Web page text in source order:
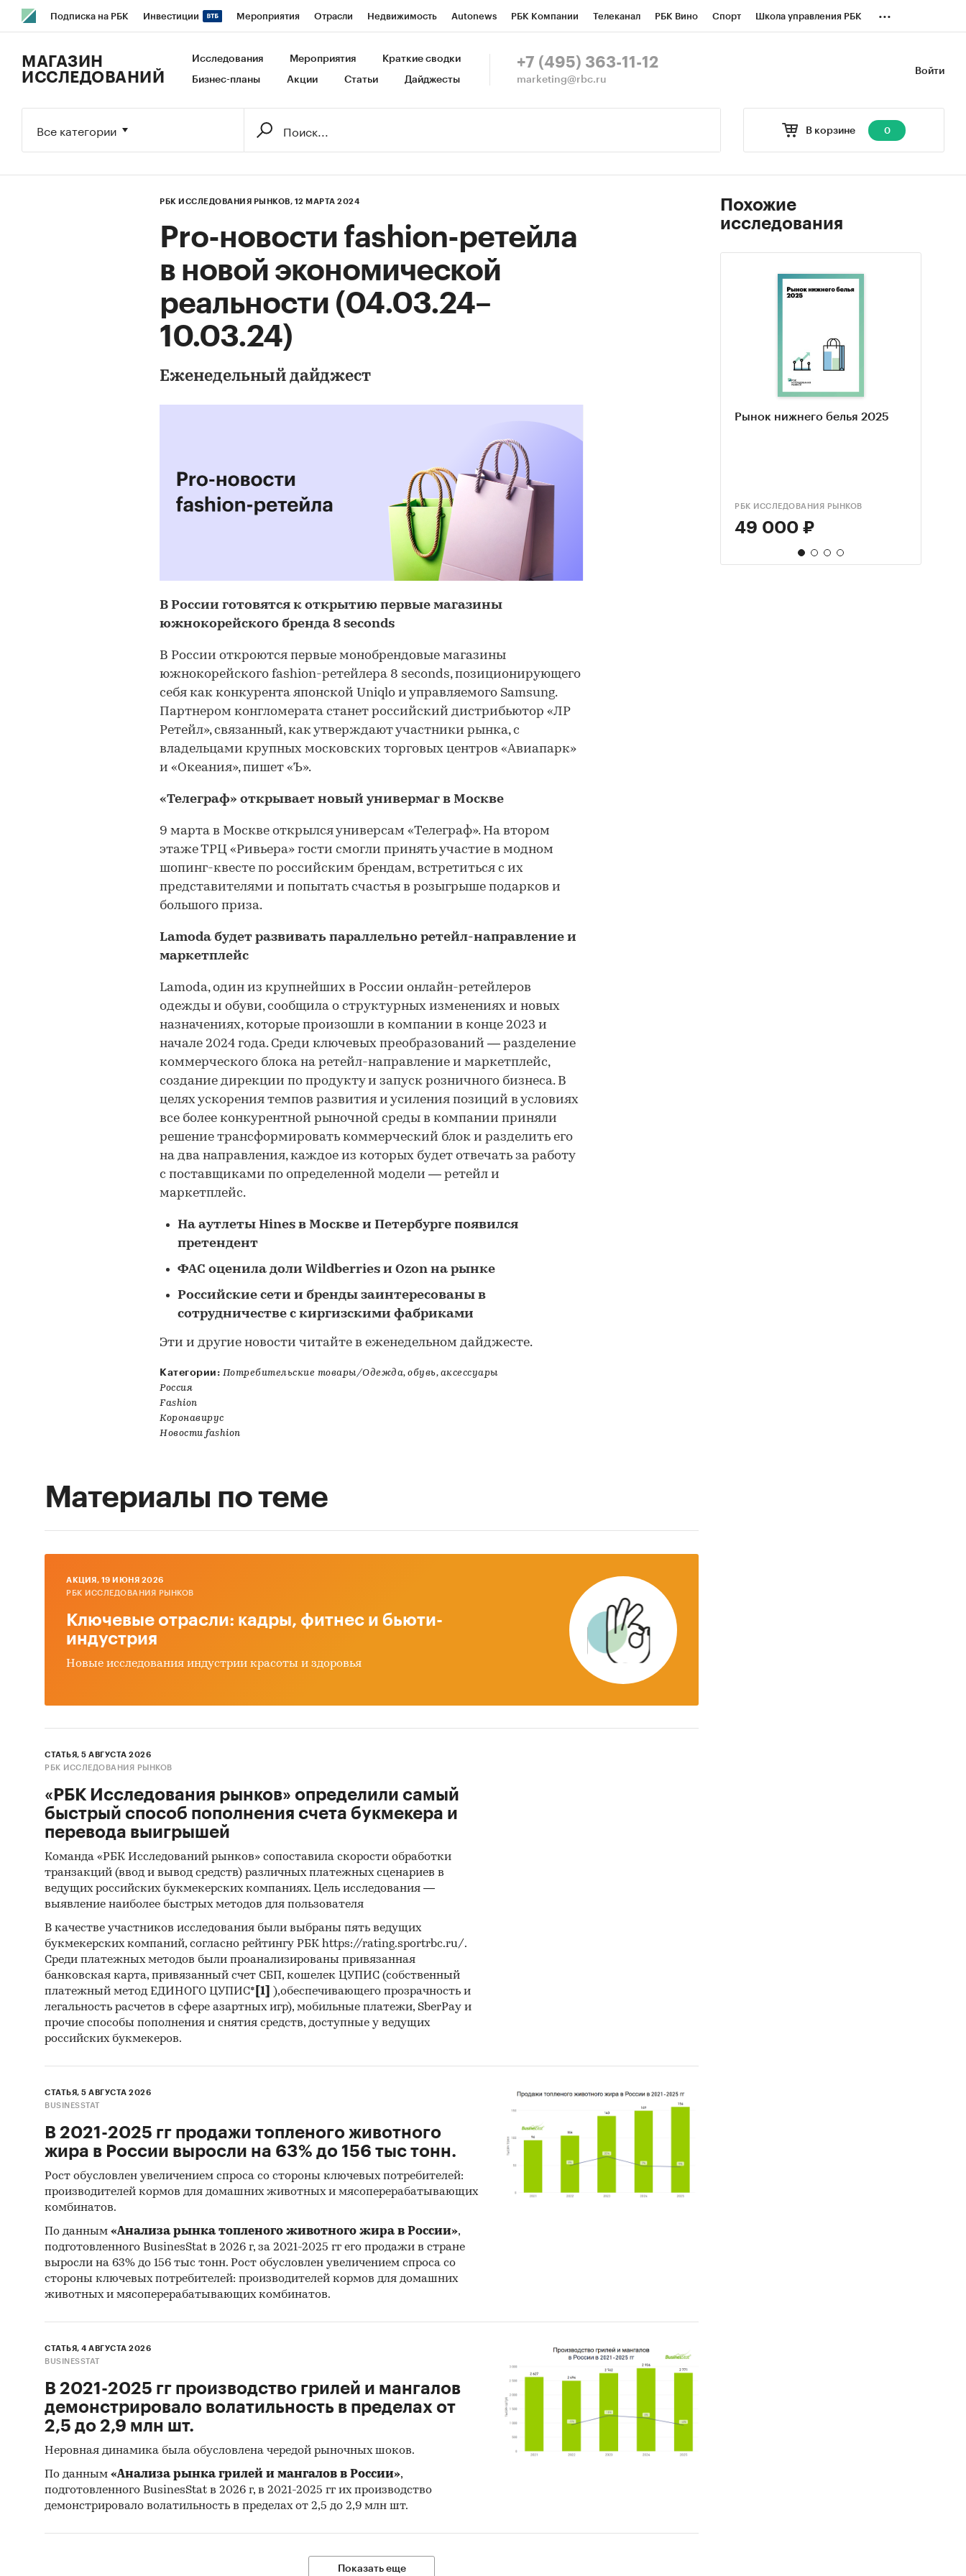
Подписка на РБК Инвестиции Мероприятия Отрасли Недвижимость Autonews РБК Компании Телеканал РБК Вино Спорт Школа управления РБК
Исследования Кредитные рейтинги Франшизы Газета Спецпроекты СПб Конференции СПб Спецпроекты
...
Войти
МАГАЗИН
ИССЛЕДОВАНИЙ
Исследования Мероприятия Краткие сводки
Бизнес-планы Акции Статьи Дайджесты
+7 (495) 363-11-12
marketing@rbc.ru
В корзине 0
Все категории
РБК ИССЛЕДОВАНИЯ РЫНКОВ, 12 МАРТА 2024
Pro-новости fashion-ретейла
в новой экономической
реальности (04.03.24–
10.03.24)
Еженедельный дайджест
В России готовятся к открытию первые магазины
южнокорейского бренда 8 seconds
В России откроются первые монобрендовые магазины
южнокорейского fashion-ретейлера 8 seconds, позиционирующего
себя как конкурента японской Uniqlo и управляемого Samsung.
Партнером конгломерата станет российский дистрибьютор «ЛР
Ретейл», связанный, как утверждают участники рынка, с
владельцами крупных московских торговых центров «Авиапарк»
и «Океания», пишет «Ъ».
«Телеграф» открывает новый универмаг в Москве
9 марта в Москве открылся универсам «Телеграф». На втором
этаже ТРЦ «Ривьера» гости смогли принять участие в модном
шопинг-квесте по российским брендам, встретиться с их
представителями и попытать счастья в розыгрыше подарков и
большого приза.
Lamoda будет развивать параллельно ретейл-направление и
маркетплейс
Lamoda, один из крупнейших в России онлайн-ретейлеров
одежды и обуви, сообщила о структурных изменениях и новых
назначениях, которые произошли в компании в конце 2023 и
начале 2024 года. Среди ключевых преобразований — разделение
коммерческого блока на ретейл-направление и маркетплейс,
создание дирекции по продукту и запуск розничного бизнеса. В
целях ускорения темпов развития и усиления позиций в условиях
все более конкурентной рыночной среды в компании приняли
решение трансформировать коммерческий блок и разделить его
на два направления, каждое из которых будет отвечать за работу
с поставщиками по определенной модели — ретейл и
маркетплейс.
На аутлеты Hines в Москве и Петербурге появился
претендент
ФАС оценила доли Wildberries и Ozon на рынке
Российские сети и бренды заинтересованы в
сотрудничестве с киргизскими фабриками
Эти и другие новости читайте в еженедельном дайджесте.
Категории: Потребительские товары/Одежда, обувь, аксессуары
Россия
Fashion
Коронавирус
Новости fashion
Похожие
исследования
Рынок нижнего белья 2025
РБК ИССЛЕДОВАНИЯ РЫНКОВ
49 000 ₽
Материалы по теме
AКЦИЯ, 19 ИЮНЯ 2026
РБК ИССЛЕДОВАНИЯ РЫНКОВ
Ключевые отрасли: кадры, фитнес и бьюти-
индустрия
Новые исследования индустрии красоты и здоровья
СТАТЬЯ, 5 АВГУСТА 2026
РБК ИССЛЕДОВАНИЯ РЫНКОВ
«РБК Исследования рынков» определили самый
быстрый способ пополнения счета букмекера и
перевода выигрышей
Команда «РБК Исследований рынков» сопоставила скорости обработки
транзакций (ввод и вывод средств) различных платежных сценариев в
ведущих российских букмекерских компаниях. Цель исследования —
выявление наиболее быстрых методов для пользователя
В качестве участников исследования были выбраны пять ведущих
букмекерских компаний, согласно рейтингу РБК https://rating.sportrbc.ru/.
Среди платежных методов были проанализированы привязанная
банковская карта, привязанный счет СБП, кошелек ЦУПИС (собственный
платежный метод ЕДИНОГО ЦУПИС* [1]
),обеспечивающего прозрачность и
легальность расчетов в сфере азартных игр), мобильные платежи, SberPay и
прочие способы пополнения и снятия средств, доступные у ведущих
российских букмекеров.
СТАТЬЯ, 5 АВГУСТА 2026
BUSINESSTAT
В 2021-2025 гг продажи топленого животного
жира в России выросли на 63% до 156 тыс тонн.
Рост обусловлен увеличением спроса со стороны ключевых потребителей:
производителей кормов для домашних животных и мясоперерабатывающих
комбинатов.
По данным «Анализа рынка топленого животного жира в России»,
подготовленного BusinesStat в 2026 г, за 2021-2025 гг его продажи в стране
выросли на 63% до 156 тыс тонн. Рост обусловлен увеличением спроса со
стороны ключевых потребителей: производителей кормов для домашних
животных и мясоперерабатывающих комбинатов.
СТАТЬЯ, 4 АВГУСТА 2026
BUSINESSTAT
В 2021-2025 гг производство грилей и мангалов
демонстрировало волатильность в пределах от
2,5 до 2,9 млн шт.
Неровная динамика была обусловлена чередой рыночных шоков.
По данным «Анализа рынка грилей и мангалов в России»,
подготовленного BusinesStat в 2026 г, в 2021-2025 гг их производство
демонстрировало волатильность в пределах от 2,5 до 2,9 млн шт.
Показать еще